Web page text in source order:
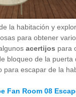
la habitación y
para obtener
acertijos para
bloqueo de la puerta
para escapar de la
Fan Room 08